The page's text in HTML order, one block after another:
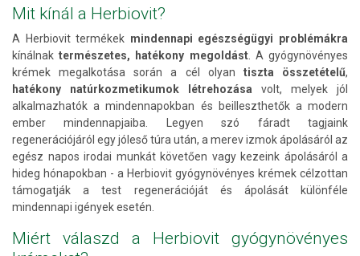
Mit kínál a Herbiovit?
A Herbiovit termékek mindennapi egészségügyi problémákra
kínálnaktermészetes, hatékony megoldást. A gyógynövényes
krémek megalkotása során a cél olyan tiszta összetételű,
hatékony natúrkozmetikumok létrehozása volt, melyek jól
alkalmazhatók a mindennapokban és beilleszthetők a modern
ember mindennapjaiba. Legyen szó fáradt tagjaink
regenerációjáról egy jóleső túra után, a merev izmok ápolásáról az
egész napos irodai munkát követően vagy kezeink ápolásáról a
hideg hónapokban - a Herbiovit gyógynövényes krémek célzottan
támogatják a test regenerációját és ápolását különféle
mindennapi igények esetén.
Miért válaszd a Herbiovit gyógynövényes